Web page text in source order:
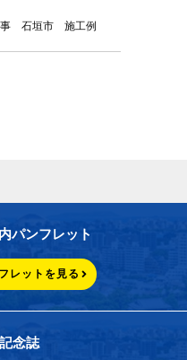
事 石垣市 施工例
パンフレット
レットを見る
念誌